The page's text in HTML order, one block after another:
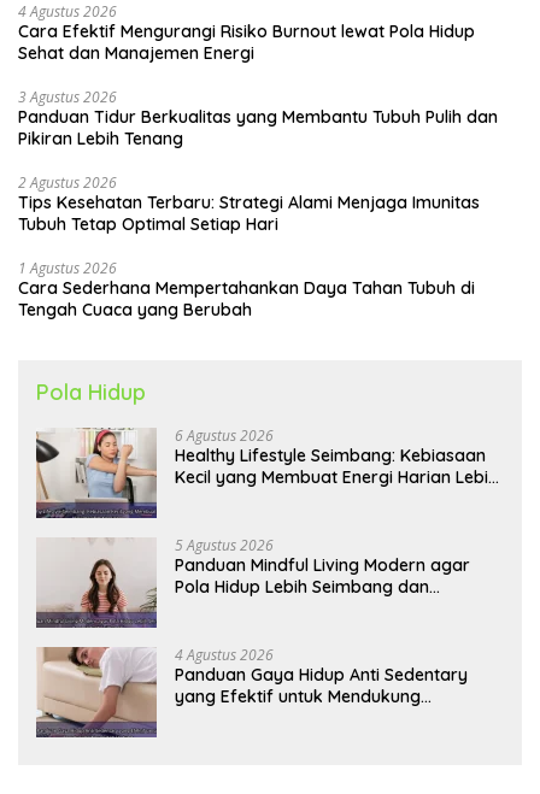
4 Agustus 2026
Cara Efektif Mengurangi Risiko Burnout lewat Pola Hidup
Sehat dan Manajemen Energi
3 Agustus 2026
Panduan Tidur Berkualitas yang Membantu Tubuh Pulih dan
Pikiran Lebih Tenang
2 Agustus 2026
Tips Kesehatan Terbaru: Strategi Alami Menjaga Imunitas
Tubuh Tetap Optimal Setiap Hari
1 Agustus 2026
Cara Sederhana Mempertahankan Daya Tahan Tubuh di
Tengah Cuaca yang Berubah
Pola Hidup
6 Agustus 2026
Healthy Lifestyle Seimbang: Kebiasaan
Kecil yang Membuat Energi Harian Lebih
5 Agustus 2026
Panduan Mindful Living Modern agar
Pola Hidup Lebih Seimbang dan
4 Agustus 2026
Panduan Gaya Hidup Anti Sedentary
yang Efektif untuk Mendukung